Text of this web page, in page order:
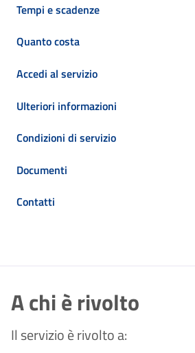
Tempi e scadenze
Quanto costa
Accedi al servizio
Ulteriori informazioni
Condizioni di servizio
Documenti
Contatti
A chi è rivolto
Il servizio è rivolto a: